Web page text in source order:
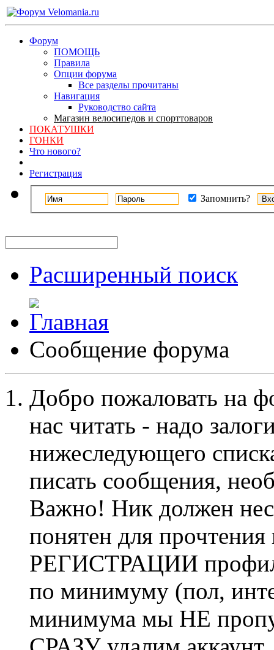
Форум
ПОМОЩЬ
Правила
Опции форума
Все разделы прочитаны
Навигация
Руководство сайта
Магазин велосипедов и спорттоваров
ПОКАТУШКИ
ГОНКИ
Что нового?
Регистрация
Запомнить?
Расширенный поиск
Сообщение форума
Добро пожаловать на
нас читать - надо
нижеследующего
писать сообщения,
Важно! Ник должен
понятен для
РЕГИСТРАЦИИ профиль
по минимуму (пол,
минимума мы НЕ